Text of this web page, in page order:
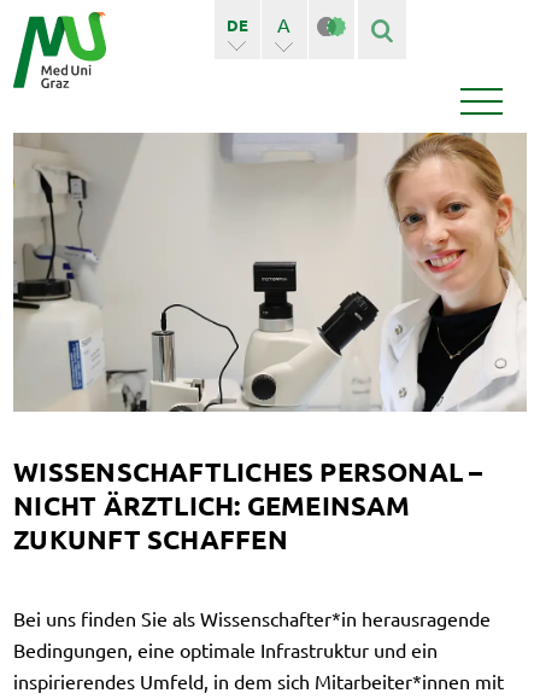
DE A
Seiten
Bedienstete
News
Events
Finden
WISSENSCHAFTLICHES PERSONAL –
NICHT ÄRZTLICH: GEMEINSAM
ZUKUNFT SCHAFFEN
Bei uns finden Sie als Wissenschafter*in herausragende
Bedingungen, eine optimale Infrastruktur und ein
inspirierendes Umfeld, in dem sich Mitarbeiter*innen mit